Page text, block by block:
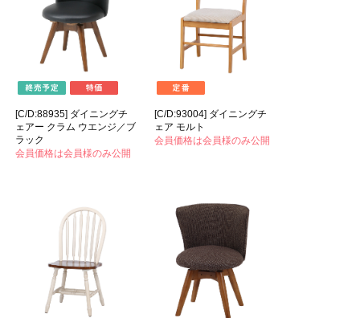
[C/D:88935] ダイニングチ
ェアー クラム ウエンジ／ブ
ラック
会員価格は会員様のみ公開
[C/D:93004] ダイニングチ
ェア モルト
会員価格は会員様のみ公開